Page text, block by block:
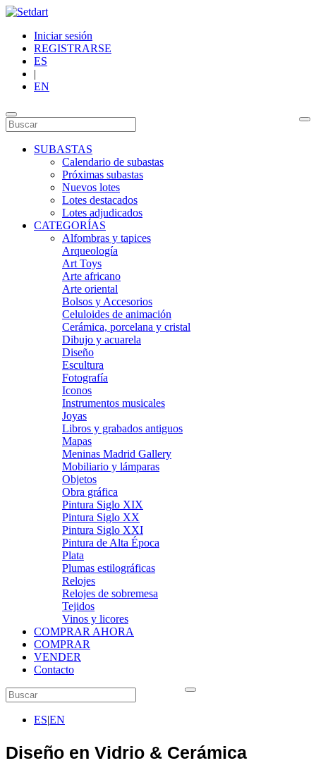
Iniciar sesión
REGISTRARSE
ES
|
EN
SUBASTAS
Calendario de subastas
Próximas subastas
Nuevos lotes
Lotes destacados
Lotes adjudicados
CATEGORÍAS
Alfombras y tapices
Arqueología
Art Toys
Arte africano
Arte oriental
Bolsos y Accesorios
Celuloides de animación
Cerámica, porcelana y cristal
Dibujo y acuarela
Diseño
Escultura
Fotografía
Iconos
Instrumentos musicales
Joyas
Libros y grabados antiguos
Mapas
Meninas Madrid Gallery
Mobiliario y lámparas
Objetos
Obra gráfica
Pintura Siglo XIX
Pintura Siglo XX
Pintura Siglo XXI
Pintura de Alta Época
Plata
Plumas estilográficas
Relojes
Relojes de sobremesa
Tejidos
Vinos y licores
COMPRAR AHORA
COMPRAR
VENDER
Contacto
ES|EN
Diseño en Vidrio & Cerámica